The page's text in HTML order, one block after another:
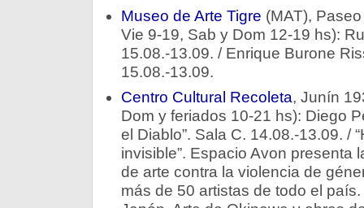
Museo de Arte Tigre (MAT),
Vie 9-19, Sab y Dom 12-19 hs):
15.08.-13.09. / Enrique Burone
15.08.-13.09.
Centro Cultural Recoleta, Junín
Dom y feriados 10-21 hs): Diego
el Diablo”. Sala C. 14.08.-13.09. /
invisible”. Espacio Avon presenta
de arte contra la violencia de
más de 50 artistas de todo el